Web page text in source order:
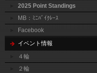
2025 Point Standings
MB：ﾐﾆﾊﾞｲｸﾚｰｽ
Facebook
イベント情報
４輪
２輪